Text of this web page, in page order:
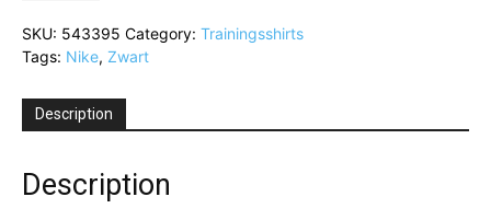
SKU: 543395 Category: Trainingsshirts
Tags: Nike, Zwart
Description
Description